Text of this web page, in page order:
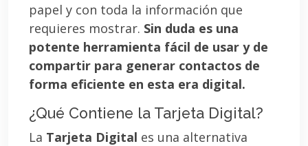
papel y con toda la información que
requieres mostrar. Sin duda es una
potente herramienta fácil de usar y de
compartir para generar contactos de
forma eficiente en esta era digital.
¿Qué Contiene la Tarjeta Digital?
La Tarjeta Digital es una alternativa